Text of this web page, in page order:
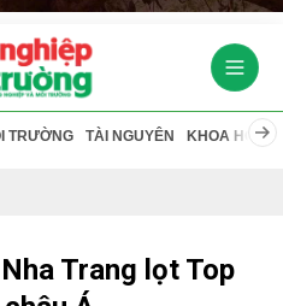
TRƯỜNG TÀI NGUYÊN KHOA HỌC
Trang lọt Top